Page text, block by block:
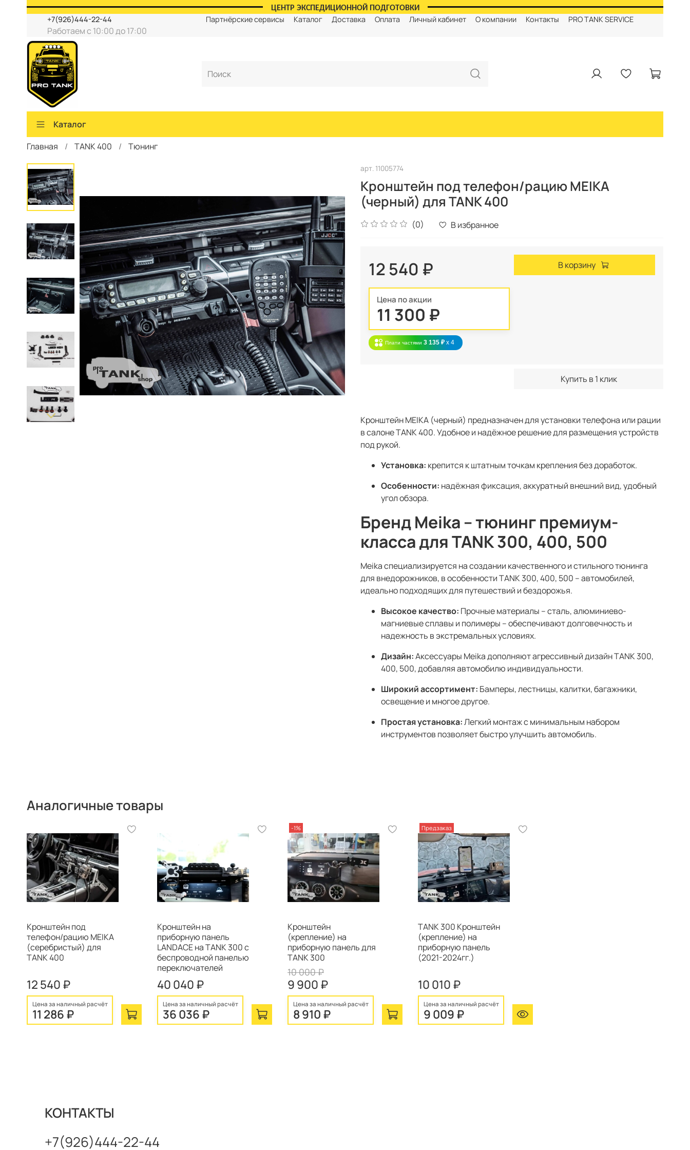
ЦЕНТР ЭКСПЕДИЦИОННОЙ ПОДГОТОВКИ
Партнёрские сервисы Каталог Доставка Оплата Личный кабинет О компании Контакты PRO TANK SERVICE
Работаем с 10:00 до 17:00
+7(926)444-22-44
Каталог
Главная
TANK 400 Тюнинг
арт. 11005774
Кронштейн под телефон/рацию MEIKA
(черный) для TANK 400
(0) В избранное
12 540 ₽
Цена по акции
11 300 ₽
Плати частями 3 135 ₽ x 4
В корзину
Купить в 1 клик
Кронштейн MEIKA (черный) предназначен для установки телефона или рации
в салоне TANK 400. Удобное и надёжное решение для размещения устройств
под рукой.
Установка: крепится к штатным точкам крепления без доработок.
Особенности: надёжная фиксация, аккуратный внешний вид, удобный
угол обзора.
Бренд Meika – тюнинг премиум-
класса для TANK 300, 400, 500
Meika специализируется на создании качественного и стильного тюнинга
для внедорожников, в особенности TANK 300, 400, 500 – автомобилей,
идеально подходящих для путешествий и бездорожья.
Высокое качество: Прочные материалы – сталь, алюминиево-
магниевые сплавы и полимеры – обеспечивают долговечность и
надежность в экстремальных условиях.
Дизайн:Аксессуары Meika дополняют агрессивный дизайн TANK 300,
400, 500, добавляя автомобилю индивидуальности.
Широкий ассортимент: Бамперы, лестницы, калитки, багажники,
освещение и многое другое.
Простая установка:Легкий монтаж с минимальным набором
инструментов позволяет быстро улучшить автомобиль.
Аналогичные товары
Кронштейн под
телефон/рацию MEIKA
(серебристый) для
TANK 400
12 540 ₽
Цена за наличный расчёт
11 286 ₽
Кронштейн на
приборную панель
LANDACE на TANK 300 c
беспроводной панелью
переключателей
40 040 ₽
Цена за наличный расчёт
36 036 ₽
-1%
Кронштейн
(крепление) на
приборную панель для
TANK 300
10 000 ₽
9 900 ₽
Цена за наличный расчёт
8 910 ₽
Предзаказ
TANK 300 Кронштейн
(крепление) на
приборную панель
(2021-2024гг.)
10 010 ₽
Цена за наличный расчёт
9 009 ₽
КОНТАКТЫ
+7(926)444-22-44